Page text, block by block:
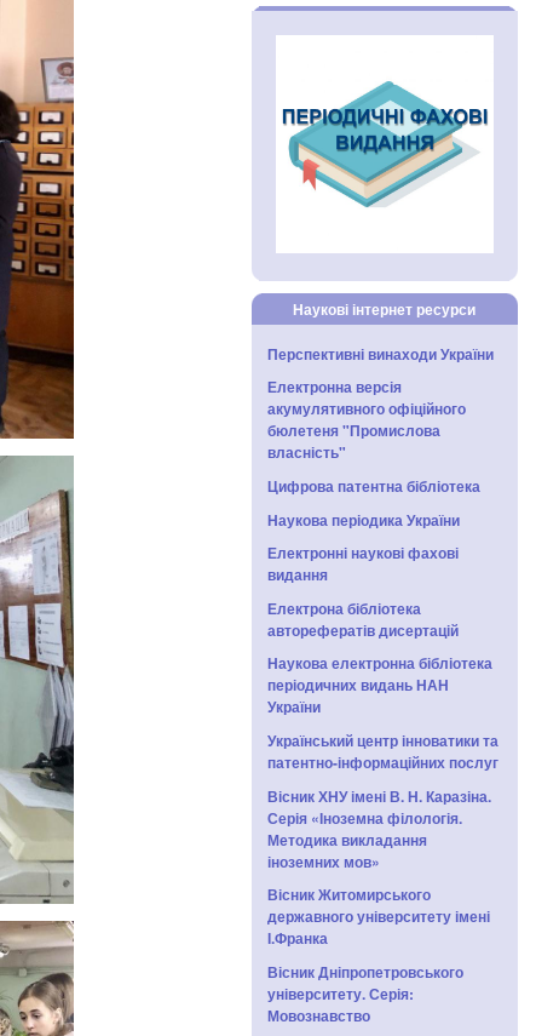
Наукові інтернет ресурси
Перспективні винаходи України
Електронна версія
акумулятивного офіційного
бюлетеня "Промислова
власність"
Цифрова патентна бібліотека
Наукова періодика України
Електронні наукові фахові
видання
Електрона бібліотека
авторефератів дисертацій
Наукова електронна бібліотека
періодичних видань НАН
України
Український центр інноватики та
патентно-інформаційних послуг
Вісник ХНУ імені В. Н. Каразіна.
Серія «Іноземна філологія.
Методика викладання
іноземних мов»
Вісник Житомирського
державного університету імені
І.Франка
Вісник Дніпропетровського
університету. Серія:
Мовознавство